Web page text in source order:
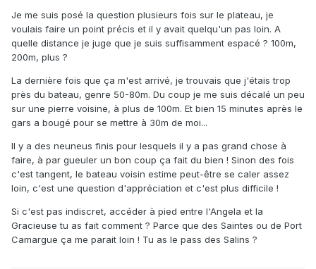
Je me suis posé la question plusieurs fois sur le plateau, je
voulais faire un point précis et il y avait quelqu'un pas loin. A
quelle distance je juge que je suis suffisamment espacé ? 100m,
200m, plus ?
La dernière fois que ça m'est arrivé, je trouvais que j'étais trop
près du bateau, genre 50-80m. Du coup je me suis décalé un peu
sur une pierre voisine, à plus de 100m. Et bien 15 minutes après le
gars a bougé pour se mettre à 30m de moi...
Il y a des neuneus finis pour lesquels il y a pas grand chose à
faire, à par gueuler un bon coup ça fait du bien ! Sinon des fois
c'est tangent, le bateau voisin estime peut-être se caler assez
loin, c'est une question d'appréciation et c'est plus difficile !
Si c'est pas indiscret, accéder à pied entre l'Angela et la
Gracieuse tu as fait comment ? Parce que des Saintes ou de Port
Camargue ça me parait loin ! Tu as le pass des Salins ?